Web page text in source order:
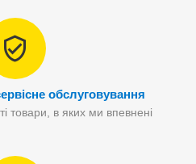
обслуговування
товари, в яких ми впевнені